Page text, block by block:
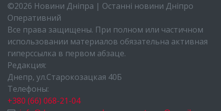
©2026 Новини Дніпра | Останні новини Дніпро
Оперативний
Все права защищены. При полном или частичном
использовании материалов обязательна активная
гиперссылка в первом абзаце.
Редакция:
Днепр, ул.Старокозацкая 40Б
Телефоны:
+380 (66) 068-21-04